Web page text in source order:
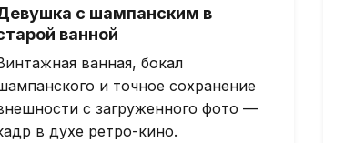
с шампанским в
ванной
ванная, бокал
и точное сохранение
с загруженного фото —
в духе ретро-кино.